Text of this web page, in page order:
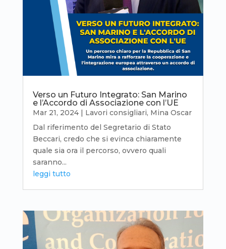
Verso un Futuro Integrato: San Marino
e l’Accordo di Associazione con l’UE
Mar 21, 2024| Lavori consigliari, Mina Oscar
Dal riferimento del Segretario di Stato
Beccari, credo che si evinca chiaramente
quale sia ora il percorso, ovvero quali
saranno...
leggi tutto